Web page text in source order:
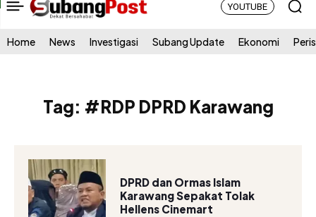
YOUTUBE
Home News Investigasi Subang Update Ekonomi
Tag: #RDP DPRD Karawang
DPRD dan Ormas Islam
Karawang Sepakat Tolak
Hellens Cinemart